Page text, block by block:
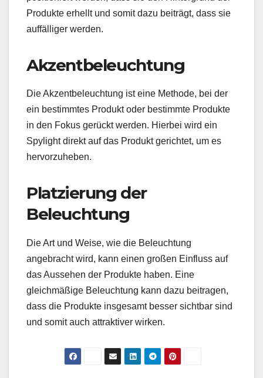
Produkte erhellt und somit dazu beiträgt, dass sie
auffälliger werden.
Akzentbeleuchtung
Die Akzentbeleuchtung ist eine Methode, bei der
ein bestimmtes Produkt oder bestimmte Produkte
in den Fokus gerückt werden. Hierbei wird ein
Spylight direkt auf das Produkt gerichtet, um es
hervorzuheben.
Platzierung der
Beleuchtung
Die Art und Weise, wie die Beleuchtung
angebracht wird, kann einen großen Einfluss auf
das Aussehen der Produkte haben. Eine
gleichmäßige Beleuchtung kann dazu beitragen,
dass die Produkte insgesamt besser sichtbar sind
und somit auch attraktiver wirken.